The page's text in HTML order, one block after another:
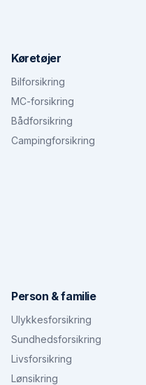
Køretøjer
Bilforsikring
MC-forsikring
Bådforsikring
Campingforsikring
Person & familie
Ulykkesforsikring
Sundhedsforsikring
Livsforsikring
Lønsikring